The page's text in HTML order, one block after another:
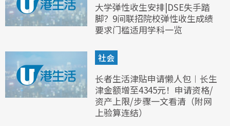
大学弹性收生安排|DSE失手踏
脚？9间联招院校弹性收生成绩
要求门槛适用学科一览
社会
长者生活津贴申请懒人包︱长生
津金额增至4345元！申请资格/
资产上限/步骤一文看清（附网
上验算连结）